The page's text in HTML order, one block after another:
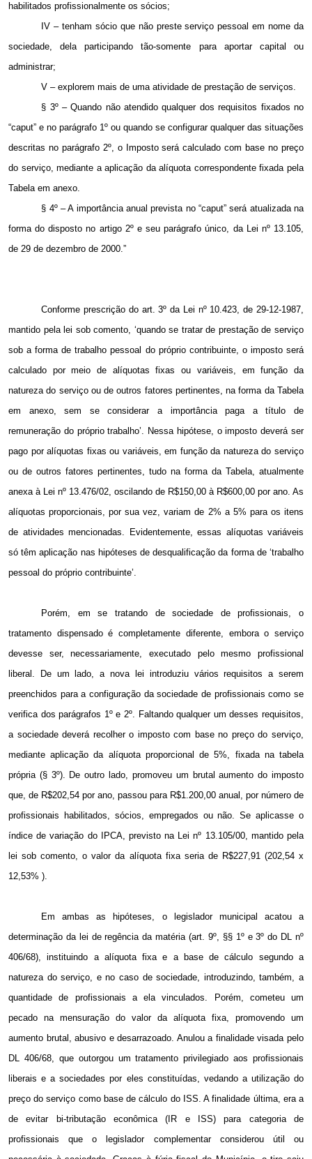
habilitados profissionalmente os sócios;
IV – tenham sócio que não preste serviço pessoal em nome da
sociedade, dela participando tão-somente para aportar capital ou
administrar;
V – explorem mais de uma atividade de prestação de serviços.
§ 3º – Quando não atendido qualquer dos requisitos fixados no
“caput” e no parágrafo 1º ou quando se configurar qualquer das situações
descritas no parágrafo 2º, o Imposto será calculado com base no preço
do serviço, mediante a aplicação da alíquota correspondente fixada pela
Tabela em anexo.
§ 4º – A importância anual prevista no “caput” será atualizada na
forma do disposto no artigo 2º e seu parágrafo único, da Lei nº 13.105,
de 29 de dezembro de 2000.”
Conforme prescrição do art. 3º da Lei nº 10.423, de 29-12-1987,
mantido pela lei sob comento, ‘quando se tratar de prestação de serviço
sob a forma de trabalho pessoal do próprio contribuinte, o imposto será
calculado por meio de alíquotas fixas ou variáveis, em função da
natureza do serviço ou de outros fatores pertinentes, na forma da Tabela
em anexo, sem se considerar a importância paga a título de
remuneração do próprio trabalho’. Nessa hipótese, o imposto deverá ser
pago por alíquotas fixas ou variáveis, em função da natureza do serviço
ou de outros fatores pertinentes, tudo na forma da Tabela, atualmente
anexa à Lei nº 13.476/02, oscilando de R$150,00 à R$600,00 por ano. As
alíquotas proporcionais, por sua vez, variam de 2% a 5% para os itens
de atividades mencionadas. Evidentemente, essas alíquotas variáveis
só têm aplicação nas hipóteses de desqualificação da forma de ‘trabalho
pessoal do próprio contribuinte’.
Porém, em se tratando de sociedade de profissionais, o
tratamento dispensado é completamente diferente, embora o serviço
devesse ser, necessariamente, executado pelo mesmo profissional
liberal. De um lado, a nova lei introduziu vários requisitos a serem
preenchidos para a configuração da sociedade de profissionais como se
verifica dos parágrafos 1º e 2º. Faltando qualquer um desses requisitos,
a sociedade deverá recolher o imposto com base no preço do serviço,
mediante aplicação da alíquota proporcional de 5%, fixada na tabela
própria (§ 3º). De outro lado, promoveu um brutal aumento do imposto
que, de R$202,54 por ano, passou para R$1.200,00 anual, por número de
profissionais habilitados, sócios, empregados ou não. Se aplicasse o
índice de variação do IPCA, previsto na Lei nº 13.105/00, mantido pela
lei sob comento, o valor da alíquota fixa seria de R$227,91 (202,54 x
12,53% ).
Em ambas as hipóteses, o legislador municipal acatou a
determinação da lei de regência da matéria (art. 9º, §§ 1º e 3º do DL nº
406/68), instituindo a alíquota fixa e a base de cálculo segundo a
natureza do serviço, e no caso de sociedade, introduzindo, também, a
quantidade de profissionais a ela vinculados. Porém, cometeu um
pecado na mensuração do valor da alíquota fixa, promovendo um
aumento brutal, abusivo e desarrazoado. Anulou a finalidade visada pelo
DL 406/68, que outorgou um tratamento privilegiado aos profissionais
liberais e a sociedades por eles constituídas, vedando a utilização do
preço do serviço como base de cálculo do ISS. A finalidade última, era a
de evitar bi-tributação econômica (IR e ISS) para categoria de
profissionais que o legislador complementar considerou útil ou